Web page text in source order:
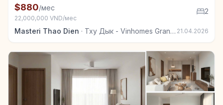
Квартира в аренду в Тху Дык - Vinhomes Grand
$880/мес
22,000,000 VND/мес
2
Masteri Thao Dien · Тху Дык - Vinhomes Grand Park 21.04.2026